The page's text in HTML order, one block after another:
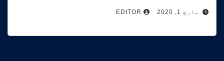
مارچ 1, 2020 EDITOR